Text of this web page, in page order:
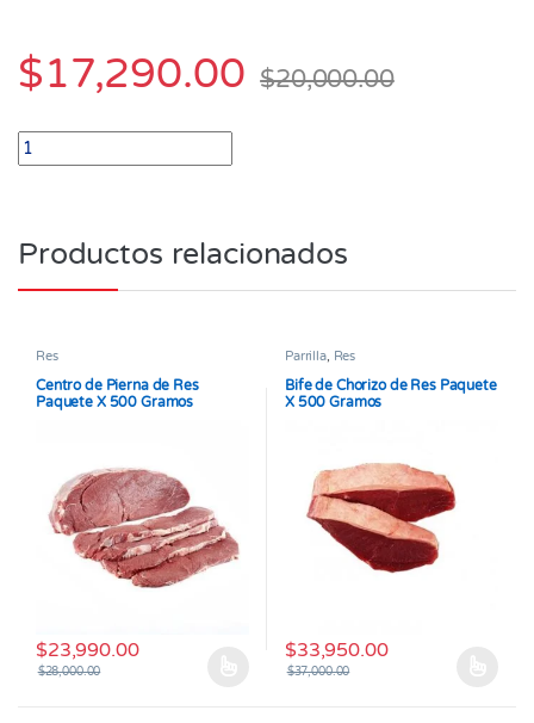
$17,290.00 $20,000.00
Goulash de Murillo de Res paquete x 500 gr quantity
Productos relacionados
Res
Centro de Pierna de Res
Paquete X 500 Gramos
$23,990.00
$28,000.00
Este producto tiene múltiples variantes. Las opciones se
Parrilla, Res
Bife de Chorizo de Res Paquete
X 500 Gramos
$33,950.00
$37,000.00
Este producto tiene múltiples